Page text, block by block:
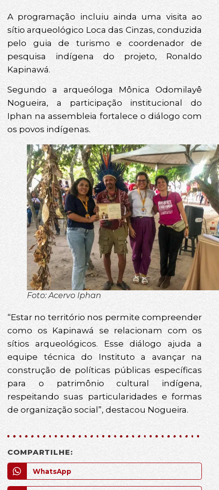
A programação incluiu ainda uma visita ao
sítio arqueológico Loca das Cinzas, conduzida
pelo guia de turismo e coordenador de
pesquisa indígena do projeto, Ronaldo
Kapinawá.
Segundo a arqueóloga Mônica Odomilayê
Nogueira, a participação institucional do
Iphan na assembleia fortalece o diálogo com
os povos indígenas.
Foto: Acervo Iphan
“Estar no território nos permite compreender
como os Kapinawá se relacionam com os
sítios arqueológicos. Esse diálogo ajuda a
equipe técnica do Instituto a avançar na
construção de políticas públicas específicas
para o patrimônio cultural indígena,
respeitando suas particularidades e formas
de organização social”, destacou Nogueira.
COMPARTILHE:
WhatsApp